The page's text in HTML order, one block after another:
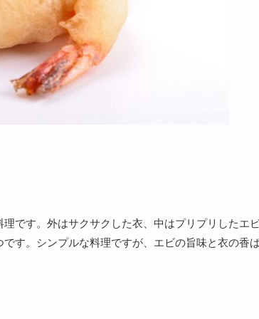
です。外はサクサクした衣、中はプリプリしたエ
す。シンプルな料理ですが、エビの旨味と衣の香